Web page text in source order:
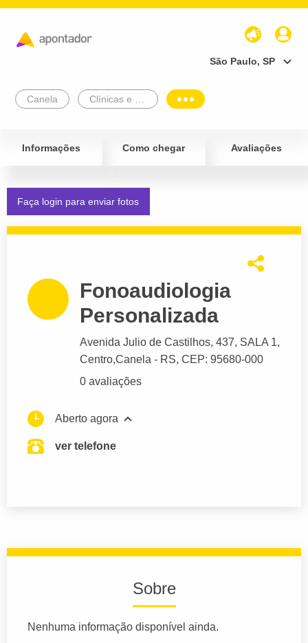
São Paulo, SP
Canela
Informações Como chegar Avaliações
Faça login para enviar fotos
Fonoaudiologia
Personalizada
Avenida Julio de Castilhos, 437, SALA 1,
Centro,Canela - RS, CEP: 95680-000
0 avaliações
Aberto agora
ver telefone
Sobre
Nenhuma informação disponível ainda.